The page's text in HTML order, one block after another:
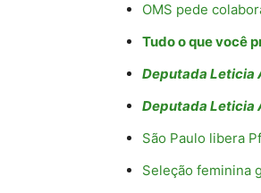
OMS pede
Tudo o que você
Deputada Leticia
Deputada Leticia
São Paulo libera
Seleção feminina